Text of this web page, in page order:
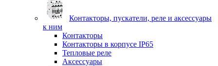
Контакторы, пускатели, реле и аксессуары
к ним
Контакторы
Контакторы в корпусе IP65
Тепловые реле
Аксессуары